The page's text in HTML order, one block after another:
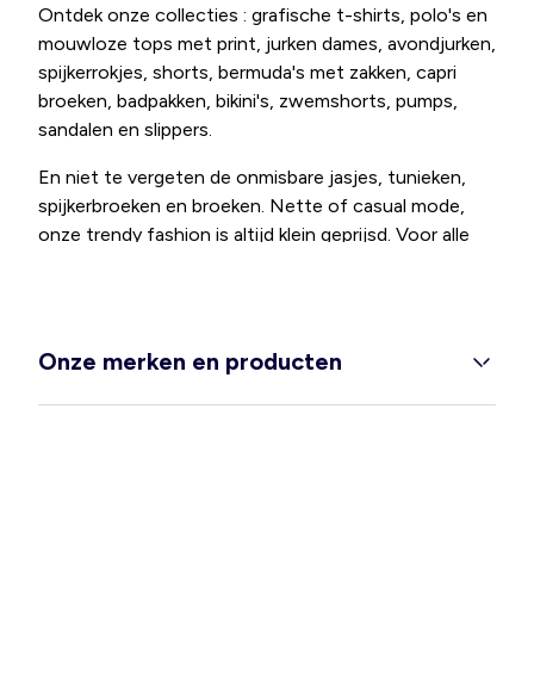
Ontdek onze collecties : grafische t-shirts, polo's en
mouwloze tops met print, jurken dames, avondjurken,
spijkerrokjes, shorts, bermuda's met zakken, capri
broeken, badpakken, bikini's, zwemshorts, pumps,
sandalen en slippers.
En niet te vergeten de onmisbare jasjes, tunieken,
spijkerbroeken en broeken. Nette of casual mode,
onze trendy fashion is altijd klein geprijsd. Voor alle
onze afdeling grote maten mode voor dames (jurken,
tops, tunieken, lingerie) en heren (t-shirts,
overhemden, kostuums, broeken). Voor al uw
Onze merken en producten